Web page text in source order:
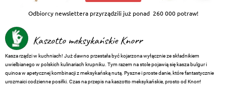
Odbiorcy newslettera przyrządzili już ponad 260 000 potraw!
Kaszotto meksykańskie Knorr
Kasza rządzi w kuchniach! Już dawno przestała być kojarzona wyłącznie ze składnikiem
uwielbianego w polskich kulinariach krupniku. Tym razem na stole pojawią się kasza bulgur i
quinoa w apetycznej kombinacji z meksykańską nutą. Pyszne i proste danie, które fantastycznie
urozmaici codzienne posiłki. Czas na przepis na kaszotto meksykańskie, prosto od Knorr!